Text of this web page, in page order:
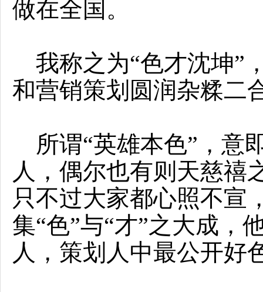
做在全国。
我称之为“色才沈坤”
和营销策划圆润杂糅二
所谓“英雄本色”，意
人，偶尔也有则天慈禧
只不过大家都心照不宣
集“色”与“才”之大成，
人，策划人中最公开好